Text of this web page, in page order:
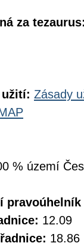
za
Zásady
% území
pravoúhelník
12.09
18.86